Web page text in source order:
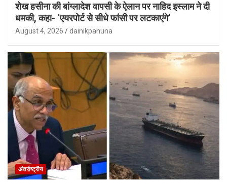
शेख हसीना की बांग्लादेश वापसी के ऐलान पर नाहिद इस्लाम ने दी
धमकी, कहा- ‘एयरपोर्ट से सीधे फांसी पर लटकाएंगे’
August 4, 2026 dainikpahuna
अंतर्राष्ट्रीय